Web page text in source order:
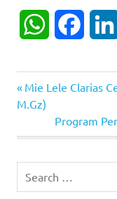
WhatsApp
Post
navigation
Previous
Post:
Mie Lele Clarias
M.Gz)
Next
Post:
Program
for: